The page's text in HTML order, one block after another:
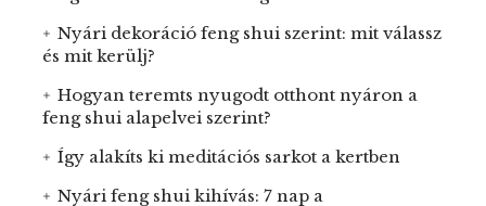
Nyári dekoráció feng shui szerint: mit válassz
és mit kerülj?
Hogyan teremts nyugodt otthont nyáron a
feng shui alapelvei szerint?
Így alakíts ki meditációs sarkot a kertben
Nyári feng shui kihívás: 7 nap a